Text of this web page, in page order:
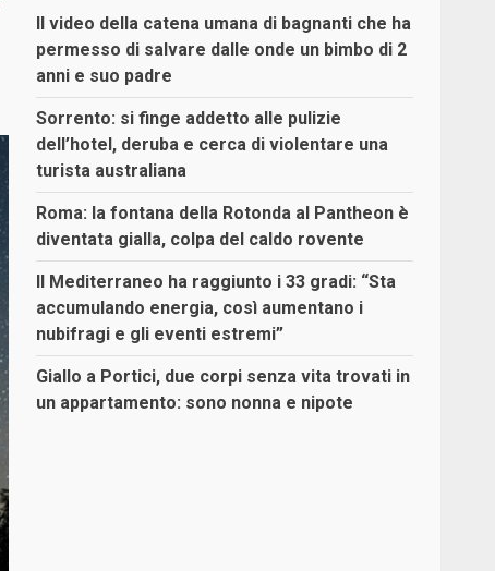
Il video della catena umana di bagnanti che ha
permesso di salvare dalle onde un bimbo di 2
anni e suo padre
Sorrento: si finge addetto alle pulizie
dell’hotel, deruba e cerca di violentare una
turista australiana
Roma: la fontana della Rotonda al Pantheon è
diventata gialla, colpa del caldo rovente
Il Mediterraneo ha raggiunto i 33 gradi: “Sta
accumulando energia, così aumentano i
nubifragi e gli eventi estremi”
Giallo a Portici, due corpi senza vita trovati in
un appartamento: sono nonna e nipote